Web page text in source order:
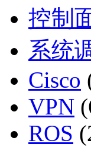
控制
系统
Cisco
VPN
ROS